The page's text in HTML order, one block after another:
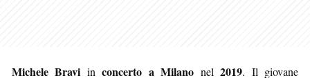
Michele Bravi inconcerto a Milano nel2019. Il giovane